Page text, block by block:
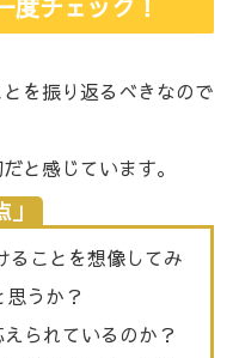
度チェック！
を振り返るべきなので
と感じています。
ることを想像してみ
うか？
られているのか？